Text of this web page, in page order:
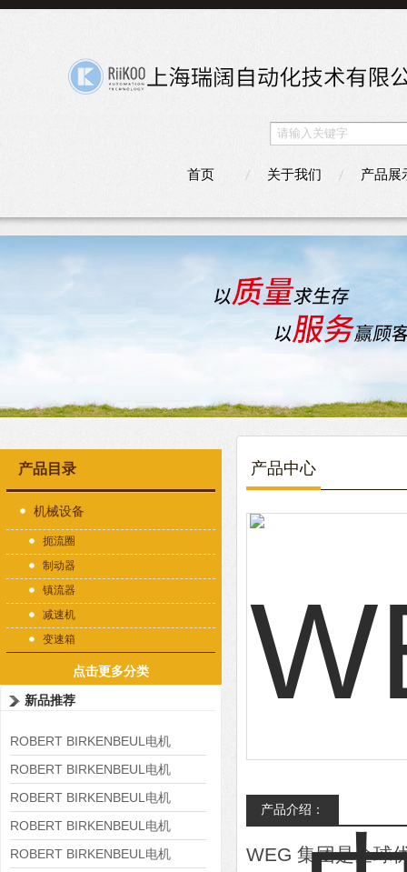
首页 关于我们 产品展
产品目录
机械设备
扼流圈
制动器
镇流器
减速机
变速箱
点击更多分类
新品推荐
ROBERT BIRKENBEUL电机
8APE225M-4-IE3
ROBERT BIRKENBEUL电机
8APE180L-4 IE3
ROBERT BIRKENBEUL电机
8APE160M-6 IE3
ROBERT BIRKENBEUL电机
8APE160L-4-IE3
ROBERT BIRKENBEUL电机
产品中心
产品介绍：
WEG 集团是全球